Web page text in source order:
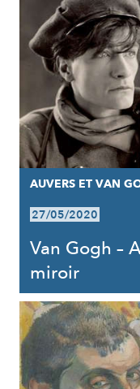
AUVERS ET VAN
27/05/2020
Van Gogh –
miroir